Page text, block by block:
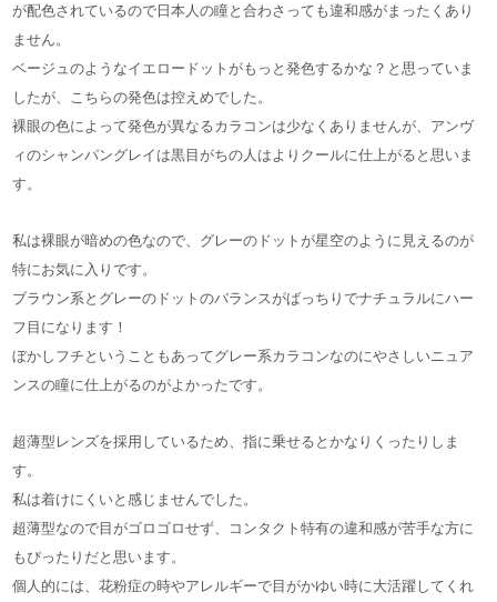
が配色されているので日本人の瞳と合わさっても違和感がまったくあり
ません。
ベージュのようなイエロードットがもっと発色するかな？と思っていま
したが、こちらの発色は控えめでした。
裸眼の色によって発色が異なるカラコンは少なくありませんが、アンヴ
ィのシャンパングレイは黒目がちの人はよりクールに仕上がると思いま
す。
私は裸眼が暗めの色なので、グレーのドットが星空のように見えるのが
特にお気に入りです。
ブラウン系とグレーのドットのバランスがばっちりでナチュラルにハー
フ目になります！
ぼかしフチということもあってグレー系カラコンなのにやさしいニュア
ンスの瞳に仕上がるのがよかったです。
超薄型レンズを採用しているため、指に乗せるとかなりくったりしま
す。
私は着けにくいと感じませんでした。
超薄型なので目がゴロゴロせず、コンタクト特有の違和感が苦手な方に
もぴったりだと思います。
個人的には、花粉症の時やアレルギーで目がかゆい時に大活躍してくれ